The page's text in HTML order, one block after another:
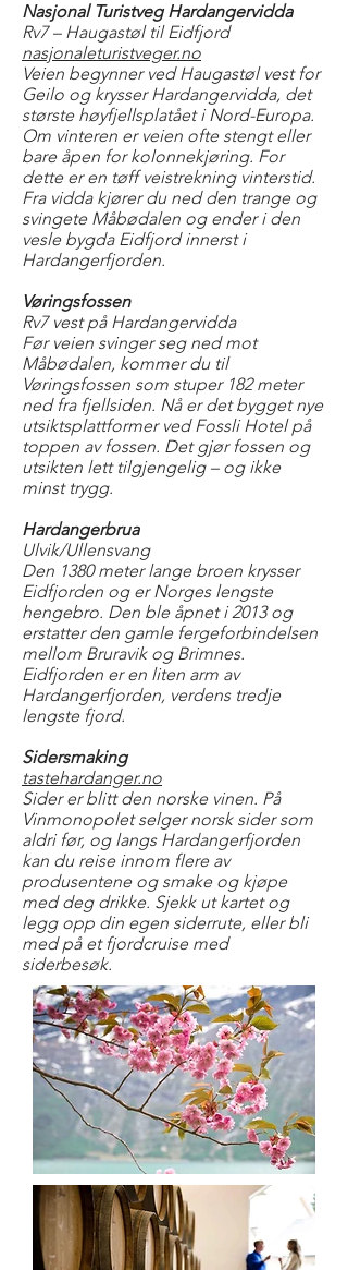
Nasjonal Turistveg Hardangervidda
Rv7 – Haugastøl til Eidfjord
nasjonaleturistveger.no
Veien begynner ved Haugastøl vest for
Geilo og krysser Hardangervidda, det
største høyfjellsplatået i Nord-Europa.
Om vinteren er veien ofte stengt eller
bare åpen for kolonnekjøring. For
dette er en tøff veistrekning vinterstid.
Fra vidda kjører du ned den trange og
svingete Måbødalen og ender i den
vesle bygda Eidfjord innerst i
Hardangerfjorden.
Vøringsfossen
Rv7 vest på Hardangervidda
Før veien svinger seg ned mot
Måbødalen, kommer du til
Vøringsfossen som stuper 182 meter
ned fra fjellsiden. Nå er det bygget nye
utsiktsplattformer ved Fossli Hotel på
toppen av fossen. Det gjør fossen og
utsikten lett tilgjengelig – og ikke
minst trygg.
Hardangerbrua
Ulvik/Ullensvang
Den 1380 meter lange broen krysser
Eidfjorden og er Norges lengste
hengebro. Den ble åpnet i 2013 og
erstatter den gamle fergeforbindelsen
mellom Bruravik og Brimnes.
Eidfjorden er en liten arm av
Hardangerfjorden, verdens tredje
lengste fjord.
Sidersmaking
tastehardanger.no
Sider er blitt den norske vinen. På
Vinmonopolet selger norsk sider som
aldri før, og langs Hardangerfjorden
kan du reise innom flere av
produsentene og smake og kjøpe
med deg drikke. Sjekk ut kartet og
legg opp din egen siderrute, eller bli
med på et fjordcruise med
siderbesøk.